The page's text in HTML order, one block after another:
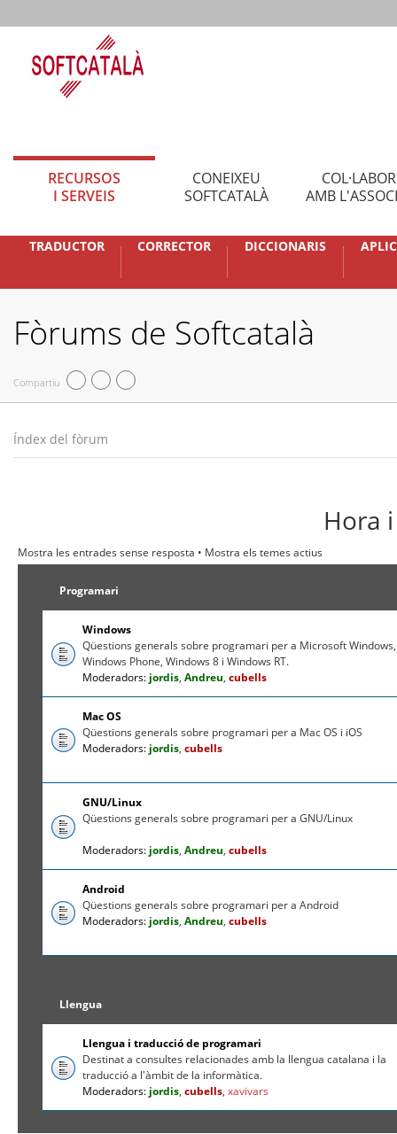
RECURSOS
I SERVEIS
CONEIXEU
SOFTCATALÀ
AMB
TRADUCTOR CORRECTOR DICCIONARIS
Fòrums de Softcatalà
Compartiu
Índex del fòrum
Hora
Mostra les entrades sense resposta • Mostra els temes actius
Programari
Windows
Qüestions generals sobre programari per a Microsoft Windows,
Windows Phone, Windows 8 i Windows RT.
Moderadors: jordis,Andreu,cubells
Mac OS
Qüestions generals sobre programari per a Mac OS i iOS
Moderadors: jordis,cubells
GNU/Linux
Qüestions generals sobre programari per a GNU/Linux
Moderadors: jordis,Andreu,cubells
Android
Qüestions generals sobre programari per a Android
Moderadors: jordis,Andreu,cubells
Llengua
Llengua i traducció de programari
Destinat a consultes relacionades amb la llengua catalana i la
traducció a l'àmbit de la informàtica.
Moderadors: jordis,cubells,xavivars